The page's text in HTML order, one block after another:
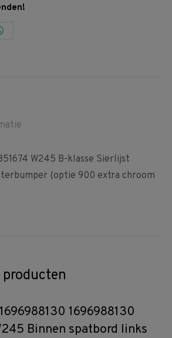
W245 B-klasse Sierlijst
(optie 900 extra chroom
producten
1696988130
Binnen spatbord links